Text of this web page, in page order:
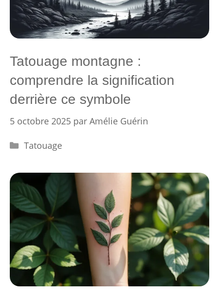
Tatouage montagne :
comprendre la signification
derrière ce symbole
5 octobre 2025 par Amélie Guérin
Catégories
Tatouage